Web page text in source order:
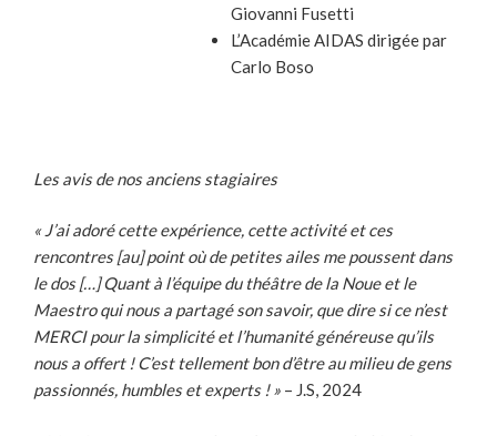
Giovanni Fusetti
L’Académie AIDAS dirigée par
Carlo Boso
Les avis de nos anciens stagiaires
« J’ai adoré cette expérience, cette activité et ces
rencontres [au] point où de petites ailes me poussent dans
le dos […] Quant à l’équipe du théâtre de la Noue et le
Maestro qui nous a partagé son savoir, que dire si ce n’est
MERCI pour la simplicité et l’humanité généreuse qu’ils
nous a offert ! C’est tellement bon d’être au milieu de gens
passionnés, humbles et experts ! » – J.S, 2024